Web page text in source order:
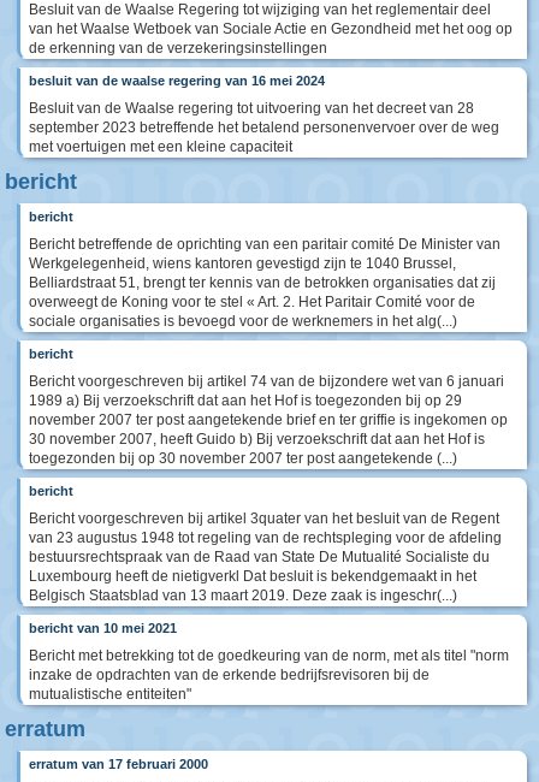
Besluit van de Waalse Regering tot wijziging van het reglementair deel
van het Waalse Wetboek van Sociale Actie en Gezondheid met het oog op
de erkenning van de verzekeringsinstellingen
besluit van de waalse regering van 16 mei 2024
Besluit van de Waalse regering tot uitvoering van het decreet van 28
september 2023 betreffende het betalend personenvervoer over de weg
met voertuigen met een kleine capaciteit
bericht
bericht
Bericht betreffende de oprichting van een paritair comité De Minister van
Werkgelegenheid, wiens kantoren gevestigd zijn te 1040 Brussel,
Belliardstraat 51, brengt ter kennis van de betrokken organisaties dat zij
overweegt de Koning voor te stel « Art. 2. Het Paritair Comité voor de
sociale organisaties is bevoegd voor de werknemers in het alg(...)
bericht
Bericht voorgeschreven bij artikel 74 van de bijzondere wet van 6 januari
1989 a) Bij verzoekschrift dat aan het Hof is toegezonden bij op 29
november 2007 ter post aangetekende brief en ter griffie is ingekomen op
30 november 2007, heeft Guido b) Bij verzoekschrift dat aan het Hof is
toegezonden bij op 30 november 2007 ter post aangetekende (...)
bericht
Bericht voorgeschreven bij artikel 3quater van het besluit van de Regent
van 23 augustus 1948 tot regeling van de rechtspleging voor de afdeling
bestuursrechtspraak van de Raad van State De Mutualité Socialiste du
Luxembourg heeft de nietigverkl Dat besluit is bekendgemaakt in het
Belgisch Staatsblad van 13 maart 2019. Deze zaak is ingeschr(...)
bericht van 10 mei 2021
Bericht met betrekking tot de goedkeuring van de norm, met als titel "norm
inzake de opdrachten van de erkende bedrijfsrevisoren bij de
mutualistische entiteiten"
erratum
erratum van 17 februari 2000